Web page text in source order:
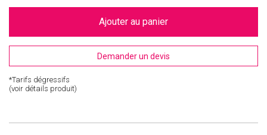
Ajouter au panier
Demander un devis
*Tarifs dégressifs
(voir détails produit)